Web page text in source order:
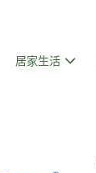
居家生活